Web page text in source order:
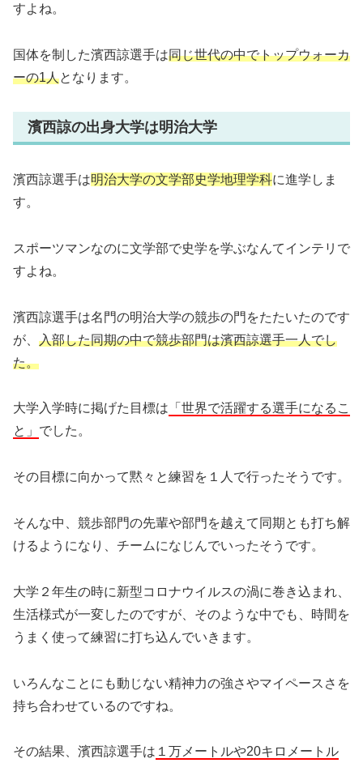
すよね。
国体を制した濱西諒選手は同じ世代の中でトップウォーカ
ーの1人となります。
濱西諒の出身大学は明治大学
濱西諒選手は明治大学の文学部史学地理学科に進学しま
す。
スポーツマンなのに文学部で史学を学ぶなんてインテリで
すよね。
濱西諒選手は名門の明治大学の競歩の門をたたいたのです
が、 入部した同期の中で競歩部門は濱西諒選手一人でし
た。
大学入学時に掲げた目標は 「世界で活躍する選手になるこ
と」 でした。
その目標に向かって黙々と練習を１人で行ったそうです。
そんな中、競歩部門の先輩や部門を越えて同期とも打ち解
けるようになり、チームになじんでいったそうです。
大学２年生の時に新型コロナウイルスの渦に巻き込まれ、
生活様式が一変したのですが、そのような中でも、時間を
うまく使って練習に打ち込んでいきます。
いろんなことにも動じない精神力の強さやマイペースさを
持ち合わせているのですね。
その結果、濱西諒選手は １万メートルや20キロメートル